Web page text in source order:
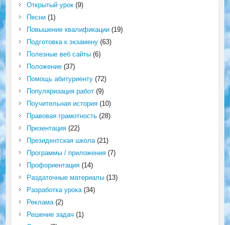
Открытый урок(9)
Песни(1)
Повышение квалификации(19)
Подготовка к экзамену(63)
Полезные веб сайты(6)
Положение(37)
Помощь абитуриенту(72)
Популяризация работ(9)
Поучительная история(10)
Правовая грамотность(28)
Презентация(22)
Президентская школа(21)
Программы / приложения(7)
Профориентация(14)
Раздаточные материалы(13)
Разработка урока(34)
Реклама(2)
Решение задач (1)